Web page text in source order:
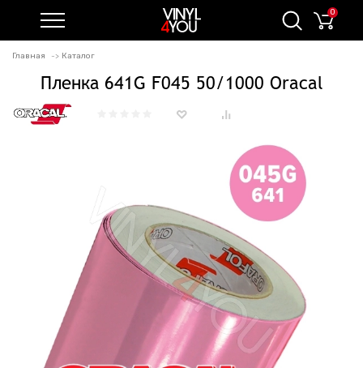
0
Главная Каталог
Пленка 641G F045 50/1000 Oracal